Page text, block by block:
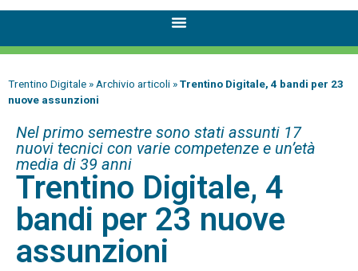
Trentino Digitale » Archivio articoli »Trentino Digitale, 4 bandi per 23
nuove assunzioni
Nel primo semestre sono stati assunti 17
nuovi tecnici con varie competenze e un’età
media di 39 anni
Trentino Digitale, 4
bandi per 23 nuove
assunzioni